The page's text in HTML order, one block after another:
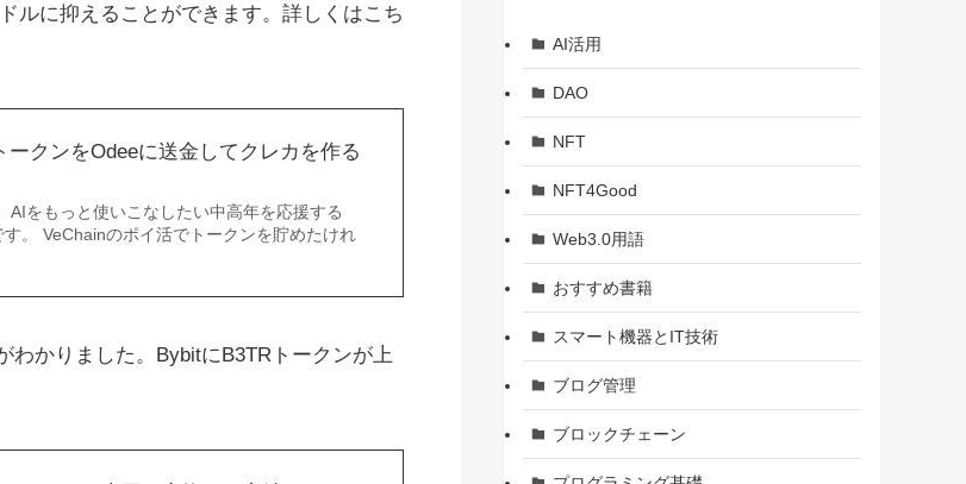
ルに抑えることができます。詳しくはこち
クンをOdeeに送金してクレカを作る
AIをもっと使いこなしたい中高年を応援する
。 VeChainのポイ活でトークンを貯めたけれ
わかりました。BybitにB3TRトークンが上
AI活用
DAO
NFT
NFT4Good
Web3.0用語
おすすめ書籍
スマート機器とIT技術
ブログ管理
ブロックチェーン